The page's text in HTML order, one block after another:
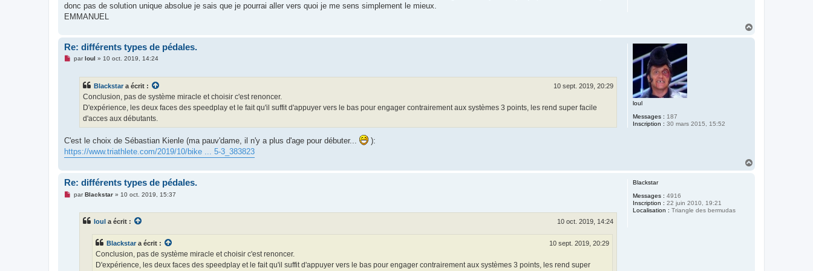
a
g
o
l
u
donc pas de solution unique absolue je sais que je pourrai aller vers quoi je me sens simplement le mieux.
EMMANUEL
loul
Messages : 187
Inscription : 30 mars 2015, 15:52
Re: différents types de pédales.
M
u
par loul » 10 oct. 2019, 14:24
Blackstar a écrit : 10 sept. 2019, 20:29
Conclusion, pas de système miracle et choisir c'est renoncer.
D'expérience, les deux faces des speedplay et le fait qu'il suffit d'appuyer vers le bas pour engager contrairement aux systèmes 3 points, les rend super facile
d'acces aux débutants.
C'est le choix de Sébastian Kienle (ma pauv'dame, il n'y a plus d'age pour débuter...
):
https://www.triathlete.com/2019/10/bike ... 5-3_383823
Blackstar
Messages : 4916
Inscription : 22 juin 2010, 19:21
Localisation : Triangle des bermudas
Re: différents types de pédales.
MparBlackstar» 10 oct. 2019, 15:37
loul a écrit : 10 oct. 2019, 14:24
Blackstara écrit : 10 sept. 2019, 20:29
Conclusion, pas de système miracle et choisir c'est renoncer.
D'expérience, les deux faces des speedplay et le fait qu'il suffit d'appuyer vers le bas pour engager contrairement aux systèmes 3 points, les rend super